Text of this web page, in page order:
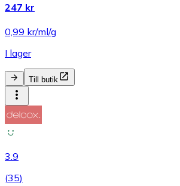
247 kr
0,99 kr/ml/g
I lager
Till butik
3.9
(35)